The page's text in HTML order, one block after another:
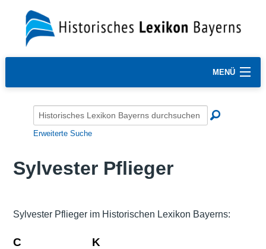
MENÜ
Erweiterte Suche
Sylvester Pflieger
Sylvester Pflieger im Historischen Lexikon Bayerns:
C K